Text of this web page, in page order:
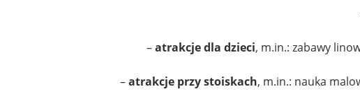
–atrakcje dla dzieci, m.in.: zabawy
–atrakcje przy stoiskach, m.in.: nauka